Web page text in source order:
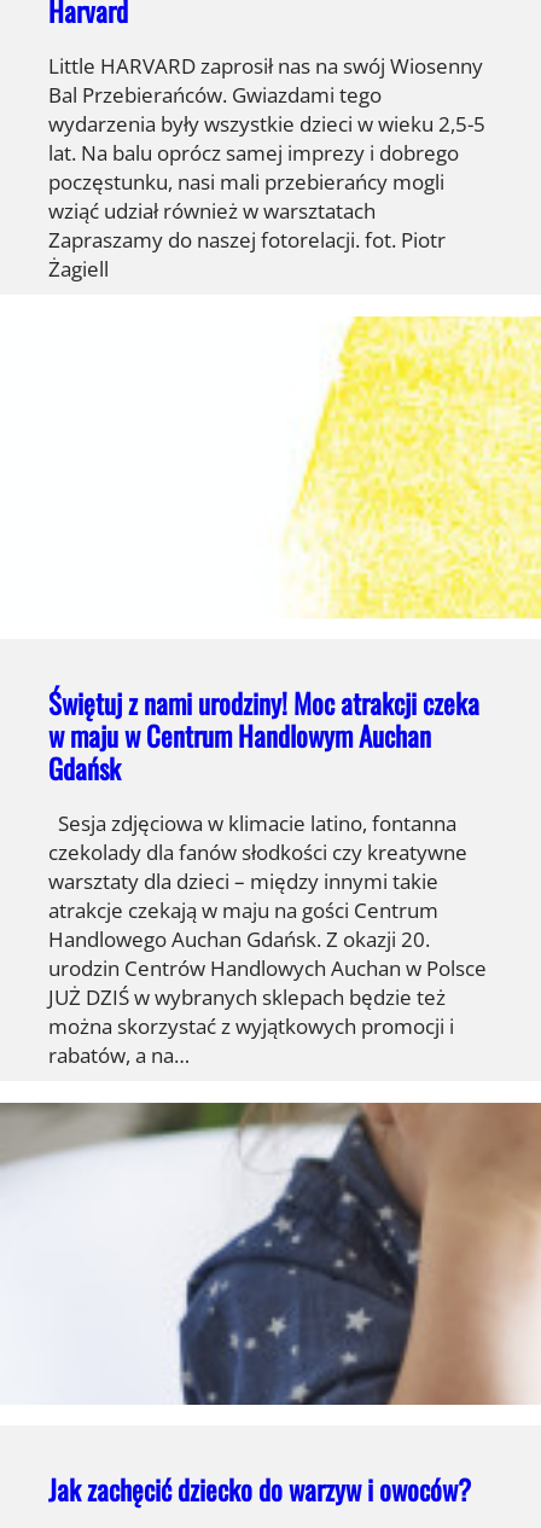
Harvard
Little HARVARD zaprosił nas na swój Wiosenny
Bal Przebierańców. Gwiazdami tego
wydarzenia były wszystkie dzieci w wieku 2,5-5
lat. Na balu oprócz samej imprezy i dobrego
poczęstunku, nasi mali przebierańcy mogli
wziąć udział również w warsztatach
Zapraszamy do naszej fotorelacji. fot. Piotr
Żagiell
Świętuj z nami urodziny! Moc atrakcji czeka
w maju w Centrum Handlowym Auchan
Gdańsk
Sesja zdjęciowa w klimacie latino, fontanna
czekolady dla fanów słodkości czy kreatywne
warsztaty dla dzieci – między innymi takie
atrakcje czekają w maju na gości Centrum
Handlowego Auchan Gdańsk. Z okazji 20.
urodzin Centrów Handlowych Auchan w Polsce
JUŻ DZIŚ w wybranych sklepach będzie też
można skorzystać z wyjątkowych promocji i
rabatów, a na…
Jak zachęcić dziecko do warzyw i owoców?